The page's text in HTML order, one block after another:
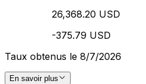
26,368.20 USD
-375.79 USD
Taux obtenus le 8/7/2026
En savoir plus